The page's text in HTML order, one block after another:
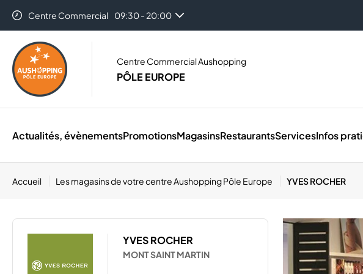
Centre Commercial
09:30 - 20:00
Auchan Mont St-Martin 08:30 - 21:00
Centre Commercial Aushopping
PÔLE EUROPE
Actualités, évènementsPromotionsMagasinsRestaurantsServicesInfos
Accueil Les magasins de votre centre Aushopping Pôle Europe YVES ROCHER
YVES ROCHER
MONT SAINT MARTIN